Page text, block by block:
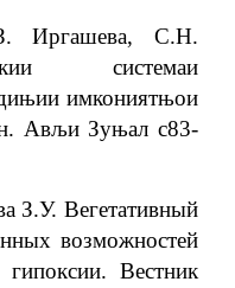
Иргашева, С.Н.
системаи
имкониятњои
Ављи Зуњал с83-
З.У. Вегетативный
возможностей
Вестник